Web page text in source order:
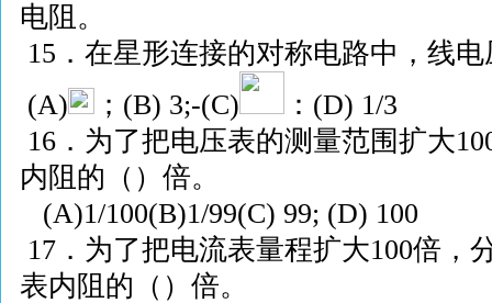
电阻。
15 ．在星形连接的对称电路中，线
(A)
； (B) 3;-(C) ： (D) 1/3
16 ．为了把电压表的测量范围扩大
内阻的（）倍。
(A)1/100(B)1/99(C) 99; (D) 100
17 ．为了把电流表量程扩大100倍，
表内阻的（）倍。